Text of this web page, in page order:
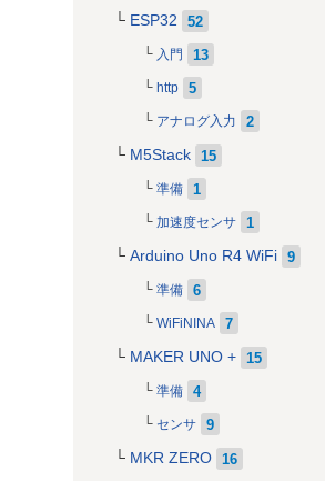
ESP32 52
入門 13
http 5
アナログ入力 2
M5Stack 15
準備 1
加速度センサ 1
Arduino Uno R4 WiFi 9
準備 6
WiFiNINA 7
MAKER UNO + 15
準備 4
センサ 9
MKR ZERO 16